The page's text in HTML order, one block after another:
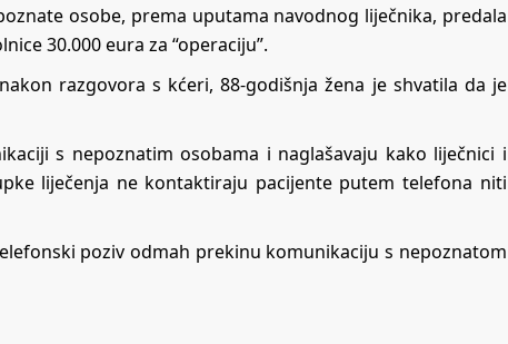
osobe, prema uputama navodnog liječnika, predala
30.000 eura za “operaciju”.
razgovora s kćeri, 88-godišnja žena je shvatila da je
s nepoznatim osobama i naglašavaju kako liječnici i
liječenja ne kontaktiraju pacijente putem telefona niti
poziv odmah prekinu komunikaciju s nepoznatom